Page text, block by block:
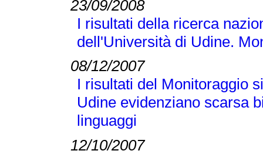
23/09/2008
I risultati della ricerca
dell'Università di Udine.
08/12/2007
I risultati del Monitoraggio
Udine evidenziano scarsa
linguaggi
12/10/2007